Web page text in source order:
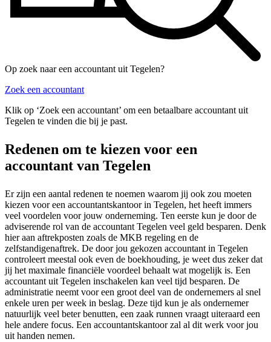
Op zoek naar een accountant uit Tegelen?
Zoek een accountant
Klik op ‘Zoek een accountant’ om een betaalbare accountant uit
Tegelen te vinden die bij je past.
Redenen om te kiezen voor een
accountant van Tegelen
Er zijn een aantal redenen te noemen waarom jij ook zou moeten
kiezen voor een accountantskantoor in Tegelen, het heeft immers
veel voordelen voor jouw onderneming. Ten eerste kun je door de
adviserende rol van de accountant Tegelen veel geld besparen. Denk
hier aan aftrekposten zoals de MKB regeling en de
zelfstandigenaftrek. De door jou gekozen accountant in Tegelen
controleert meestal ook even de boekhouding, je weet dus zeker dat
jij het maximale financiële voordeel behaalt wat mogelijk is. Een
accountant uit Tegelen inschakelen kan veel tijd besparen. De
administratie neemt voor een groot deel van de ondernemers al snel
enkele uren per week in beslag. Deze tijd kun je als ondernemer
natuurlijk veel beter benutten, een zaak runnen vraagt uiteraard een
hele andere focus. Een accountantskantoor zal al dit werk voor jou
uit handen nemen.